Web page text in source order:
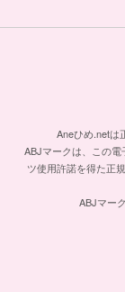
Aneひめ.netは
ABJマークは、この
ツ使用許諾を得た正
ABJマー